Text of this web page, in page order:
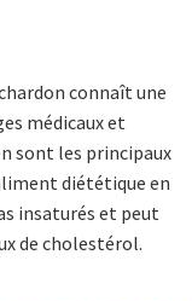
connaît une
médicaux et
sont les principaux
diététique en
insaturés et peut
de cholestérol.